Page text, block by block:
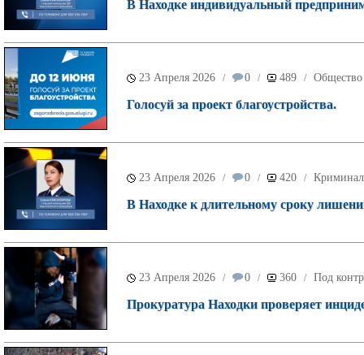
В Находке индивидуальный
23 Апреля 2026 / 0 / 489 / Общество
Голосуй за проект благоустройства.
23 Апреля 2026 / 0 / 420 / Криминал
В Находке к длительному сроку
23 Апреля 2026 / 0 / 360 / Под
Прокуратура Находки проверяет